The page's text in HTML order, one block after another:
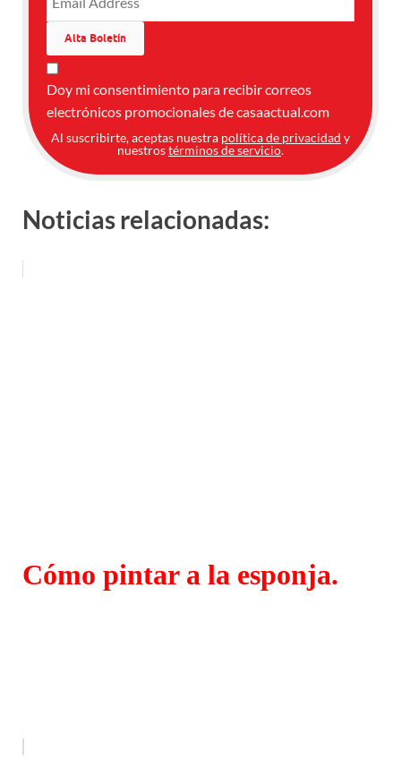
Doy mi consentimiento para recibir correos
electrónicos promocionales de casaactual.com
Al suscribirte, aceptas nuestra política de privacidad y
nuestrostérminos de servicio.
Noticias relacionadas:
Cómo pintar a la esponja.